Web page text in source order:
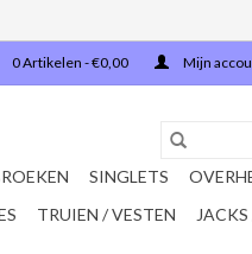
0 Artikelen - €0,00 Mijn
SINGLETS
TRUIEN / VESTEN